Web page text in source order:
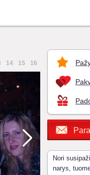
14 15 16
Nori
narys,